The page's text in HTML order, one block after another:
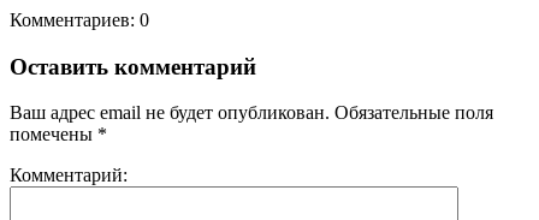
Комментариев: 0
Оставить комментарий
Ваш адрес email не будет опубликован. Обязательные поля
помечены *
Комментарий: